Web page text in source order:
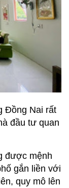
Đồng Nai rất
đầu tư quan
được mệnh
gắn liền với
quy mô lên